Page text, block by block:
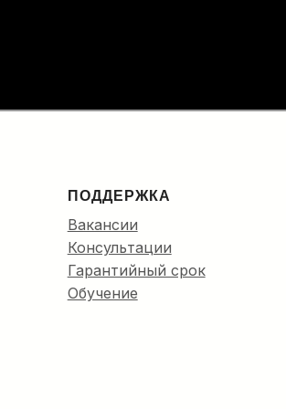
ПОДДЕРЖКА
Вакансии
Консультации
Гарантийный срок
Обучение